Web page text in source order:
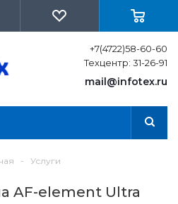
+7(4722)58-60-60
Техцентр: 31-26-91
mail@infotex.ru
- Услуги
AF-element Ultra